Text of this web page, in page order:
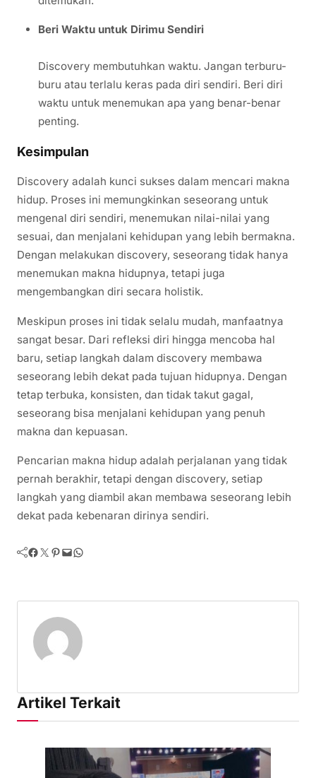
Beri Waktu untuk Dirimu Sendiri
Discovery membutuhkan waktu. Jangan terburu-
buru atau terlalu keras pada diri sendiri. Beri diri
waktu untuk menemukan apa yang benar-benar
penting.
Kesimpulan
Discovery adalah kunci sukses dalam mencari makna
hidup. Proses ini memungkinkan seseorang untuk
mengenal diri sendiri, menemukan nilai-nilai yang
sesuai, dan menjalani kehidupan yang lebih bermakna.
Dengan melakukan discovery, seseorang tidak hanya
menemukan makna hidupnya, tetapi juga
mengembangkan diri secara holistik.
Meskipun proses ini tidak selalu mudah, manfaatnya
sangat besar. Dari refleksi diri hingga mencoba hal
baru, setiap langkah dalam discovery membawa
seseorang lebih dekat pada tujuan hidupnya. Dengan
tetap terbuka, konsisten, dan tidak takut gagal,
seseorang bisa menjalani kehidupan yang penuh
makna dan kepuasan.
Pencarian makna hidup adalah perjalanan yang tidak
pernah berakhir, tetapi dengan discovery, setiap
langkah yang diambil akan membawa seseorang lebih
dekat pada kebenaran dirinya sendiri.
Facebook Twitter Pinterest Mail WhatsApp
Artikel Terkait